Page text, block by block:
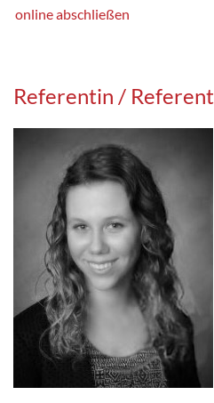
online abschließen
Referentin / Referent